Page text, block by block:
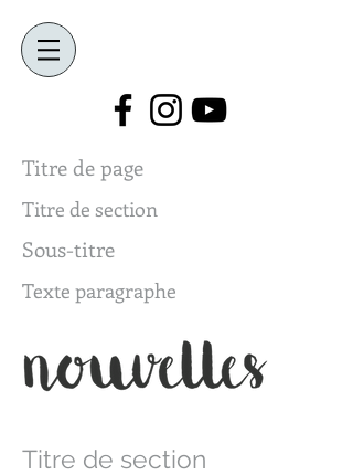
Titre de page
Titre de section
Sous-titre
Texte paragraphe
Titre de section